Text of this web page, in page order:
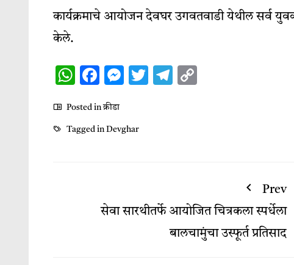
कार्यक्रमाचे आयोजन देवघर उगवतवाडी येथील सर्व
केले.
WhatsApp
Facebook
Messenger
TwitterTelegram
Posted inक्रीडा
Tagged in Devghar
Prev
सेवा सारथीतर्फे आयोजित चित्रकला स्पर्धेला
बालचामुंचा उस्फूर्त प्रतिसाद